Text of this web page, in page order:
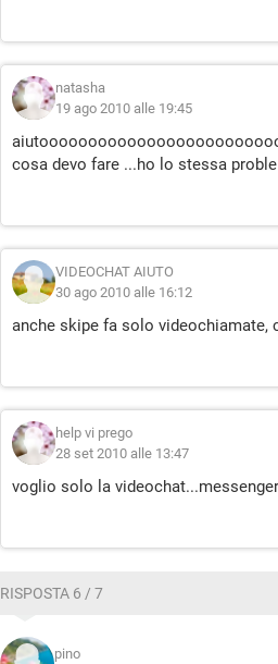
natasha
19 ago 2010 alle 19:45
cosa devo fare ...ho lo stessa
VIDEOCHAT AIUTO
30 ago 2010 alle 16:12
anche skipe fa solo videochiamate,
help vi prego
28 set 2010 alle 13:47
voglio solo la
RISPOSTA 6 / 7
pino